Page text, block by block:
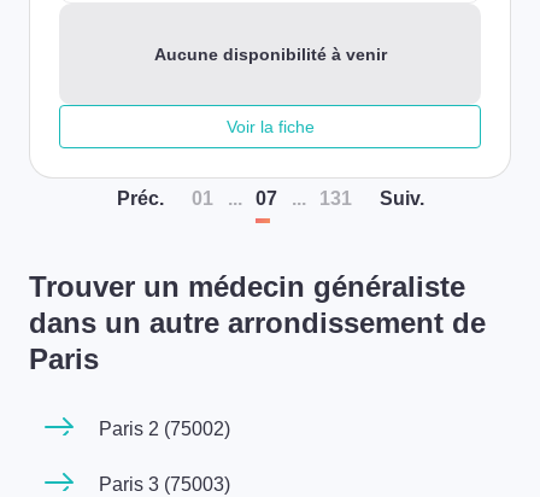
Aucune disponibilité à venir
Voir la fiche
Préc. 01 ... 07 ... 131 Suiv.
Trouver un médecin généraliste
dans un autre arrondissement de
Paris
Paris 2 (75002)
Paris 3 (75003)